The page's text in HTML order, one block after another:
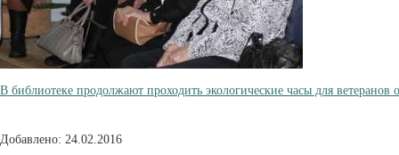
В библиотеке продолжают проходить экологические часы для
Добавлено: 24.02.2016